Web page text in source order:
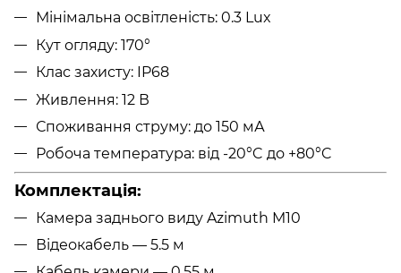
Мінімальна освітленість: 0.3 Lux
Кут огляду: 170°
Клас захисту: IP68
Живлення: 12 В
Споживання струму: до 150 мА
Робоча температура: від -20°C до +80°C
Комплектація:
Камера заднього виду Azimuth M10
Відеокабель — 5.5 м